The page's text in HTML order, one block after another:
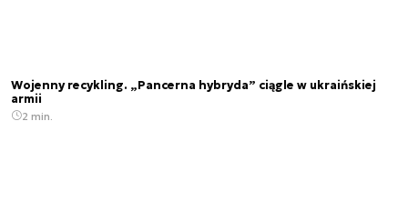
Wojenny recykling. „Pancerna hybryda” ciągle w ukraińskiej
armii
2 min.